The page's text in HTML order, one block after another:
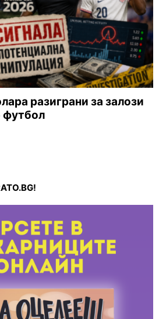
разиграни за залози
футбол